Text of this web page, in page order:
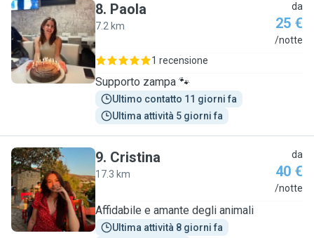
P
8. Paola
7.2 km
da
25 €
/notte
1 recensione
Supporto zampa 🐾
Ultimo contatto 11 giorni fa
Ultima attività 5 giorni fa
C
9. Cristina
17.3 km
da
40 €
/notte
Affidabile e amante degli animali
Ultima attività 8 giorni fa